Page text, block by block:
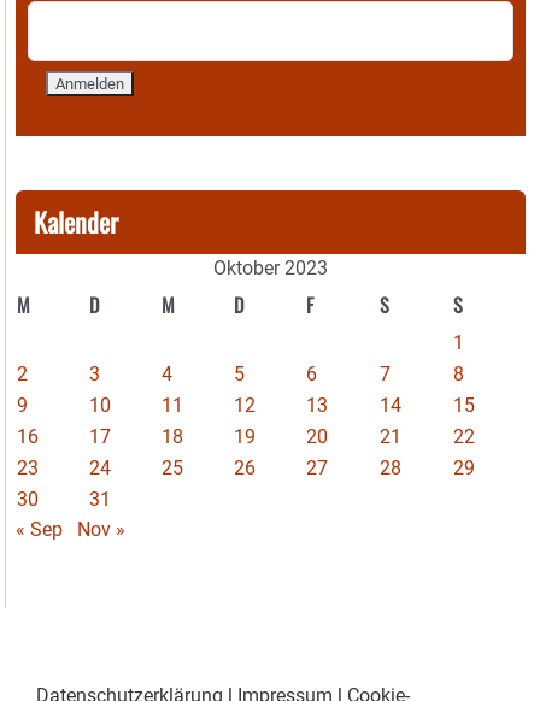
Kalender
Oktober 2023
M D M D F S S
1
2
3 4 5 6 7
8
9
10 11 12 13 14
15
16
17 18 19 20 21
22
23
24 25 26 27 28
29
30
31
« Sep
Nov »
Datenschutzerklärung | Impressum | Cookie-